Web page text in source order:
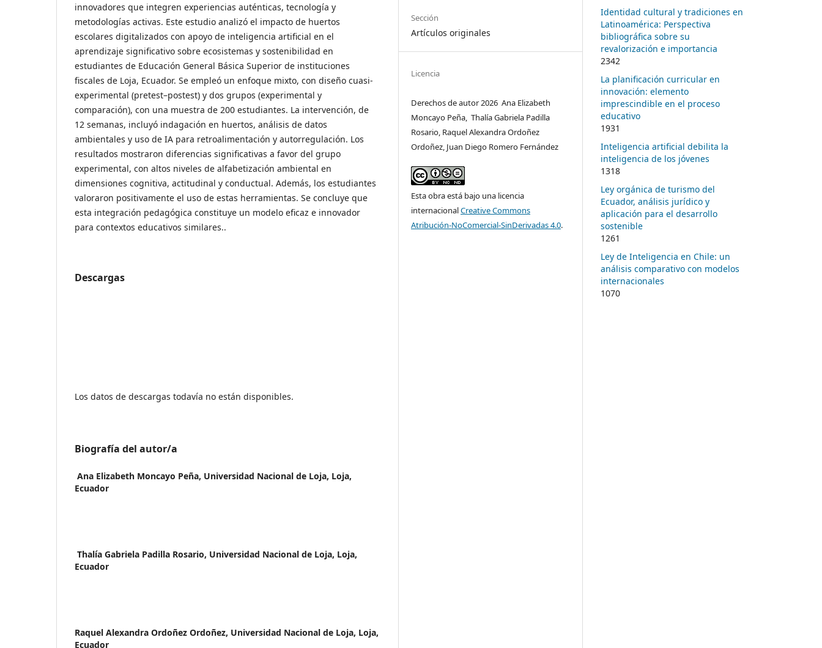
innovadores que integren experiencias auténticas, tecnología y
metodologías activas. Este estudio analizó el impacto de huertos
escolares digitalizados con apoyo de inteligencia artificial en el
aprendizaje significativo sobre ecosistemas y sostenibilidad en
estudiantes de Educación General Básica Superior de instituciones
fiscales de Loja, Ecuador. Se empleó un enfoque mixto, con diseño cuasi-
experimental (pretest–postest) y dos grupos (experimental y
comparación), con una muestra de 200 estudiantes. La intervención, de
12 semanas, incluyó indagación en huertos, análisis de datos
ambientales y uso de IA para retroalimentación y autorregulación. Los
resultados mostraron diferencias significativas a favor del grupo
experimental, con altos niveles de alfabetización ambiental en
dimensiones cognitiva, actitudinal y conductual. Además, los estudiantes
valoraron positivamente el uso de estas herramientas. Se concluye que
esta integración pedagógica constituye un modelo eficaz e innovador
para contextos educativos similares..
Descargas
Los datos de descargas todavía no están disponibles.
Biografía del autor/a
Ana Elizabeth Moncayo Peña, Universidad Nacional de Loja, Loja,
Ecuador
Thalía Gabriela Padilla Rosario, Universidad Nacional de Loja, Loja,
Ecuador
Raquel Alexandra Ordoñez Ordoñez, Universidad Nacional de Loja, Loja,
Ecuador
Sección
Artículos originales
Licencia
Derechos de autor 2026 Ana Elizabeth
Moncayo Peña, Thalía Gabriela Padilla
Rosario, Raquel Alexandra Ordoñez
Ordoñez, Juan Diego Romero Fernández
Esta obra está bajo una licencia
internacionalCreative Commons
Atribución-NoComercial-SinDerivadas 4.0.
Identidad cultural y tradiciones en
Latinoamérica: Perspectiva
bibliográfica sobre su
revalorización e importancia
2342
La planificación curricular en
innovación: elemento
imprescindible en el proceso
educativo
1931
Inteligencia artificial debilita la
inteligencia de los jóvenes
1318
Ley orgánica de turismo del
Ecuador, análisis jurídico y
aplicación para el desarrollo
sostenible
1261
Ley de Inteligencia en Chile: un
análisis comparativo con modelos
internacionales
1070